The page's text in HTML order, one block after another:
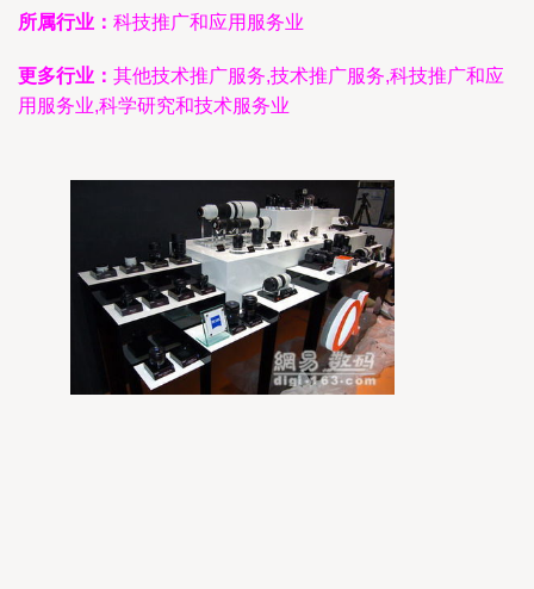
所属行业： 科技推广和应用服务业
更多行业： 其他技术推广服务,技术推广服务,科技推广和应
用服务业,科学研究和技术服务业